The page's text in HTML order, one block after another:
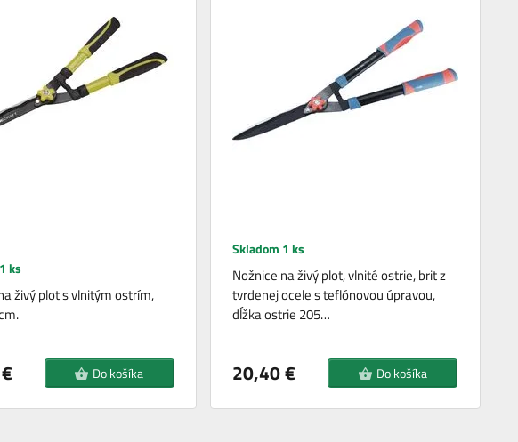
ks
živý plot s vlnitým ostrím,
Do košíka
Skladom 1 ks
Nožnice na živý plot, vlnité ostrie, brit z
tvrdenej ocele s teflónovou úpravou,
dĺžka ostrie 205…
20,40 € Do košíka